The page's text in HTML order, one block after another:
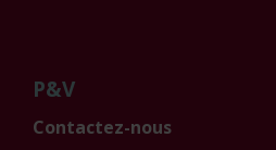
P&V
Contactez-nous